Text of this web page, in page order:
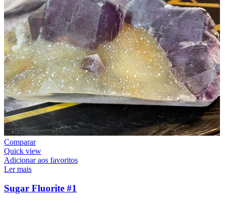
Comparar
Quick view
Adicionar aos favoritos
Ler mais
Sugar Fluorite #1